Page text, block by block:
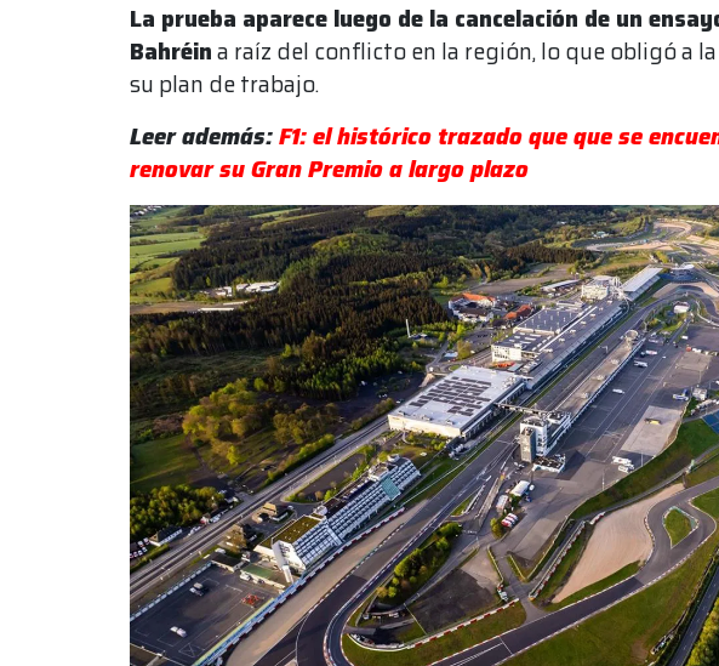
La prueba aparece luego de la cancelación de un
Bahréina raíz del conflicto en la región, lo que obligó a
su plan de trabajo.
Leer además:F1: el histórico trazado que que se
renovar su Gran Premio a largo plazo